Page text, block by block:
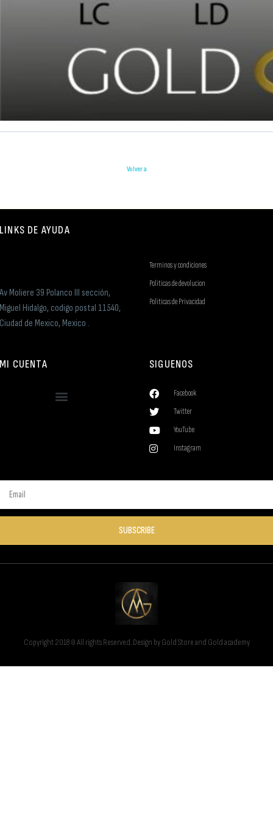
Volver a
LINKS DE AYUDA
Av Moliere 39 Polanco III sección,
Miguel Hidalgo, codigo postal 11540,
Ciudad de Mexico, Mexico .
Terminos y condiciones
Politicas de devolucion
Politicas de Privacidad
MI CUENTA SIGUENOS
Facebook
Twitter
YouTube
Instagram
SUBSCRIBE
Copyright 2018 © All rights Reserved. Design by Gold Store and Gold academy